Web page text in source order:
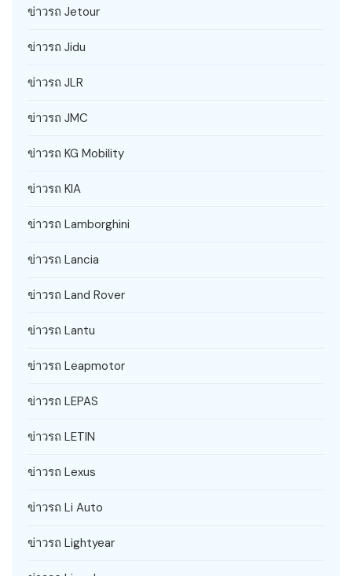
ข่าวรถ Jetour
ข่าวรถ Jidu
ข่าวรถ JLR
ข่าวรถ JMC
ข่าวรถ KG Mobility
ข่าวรถ KIA
ข่าวรถ Lamborghini
ข่าวรถ Lancia
ข่าวรถ Land Rover
ข่าวรถ Lantu
ข่าวรถ Leapmotor
ข่าวรถ LEPAS
ข่าวรถ LETIN
ข่าวรถ Lexus
ข่าวรถ Li Auto
ข่าวรถ Lightyear